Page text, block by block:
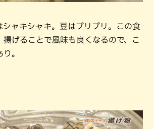
シャキシャキ。豆はプリプリ。この食
揚げることで風味も良くなるので、こ
。